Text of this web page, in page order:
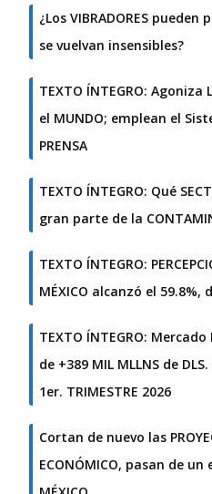
¿Los VIBRADORES pueden
se vuelvan insensibles?
TEXTO ÍNTEGRO: Agoniza
el MUNDO; emplean el
PRENSA
TEXTO ÍNTEGRO: Qué
gran parte de la
TEXTO ÍNTEGRO:
MÉXICO alcanzó el
TEXTO ÍNTEGRO:
de +389 MIL MLLNS de
1er. TRIMESTRE 2026
Cortan de nuevo las
ECONÓMICO, pasan de